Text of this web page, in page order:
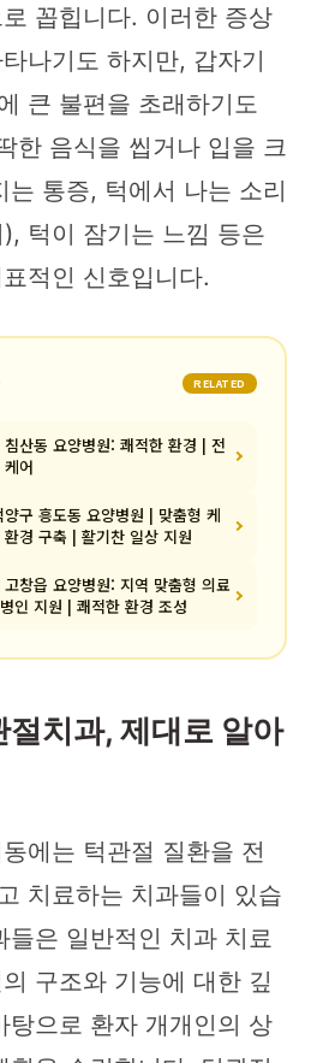
꼽힙니다. 이러한 증상
나기도 하지만, 갑자기
큰 불편을 초래하기도
한 음식을 씹거나 입을 크
는 통증, 턱에서 나는 소리
턱이 잠기는 느낌 등은
적인 신호입니다.
RELATED
산동 요양병원: 쾌적한 환경 | 전
어
구 흥도동 요양병원 | 맞춤형 케
경 구축 | 활기찬 일상 지원
창읍 요양병원: 지역 맞춤형 의료
인 지원 | 쾌적한 환경 조성
절치과, 제대로 알아
에는 턱관절 질환을 전
치료하는 치과들이 있습
들은 일반적인 치과 치료
구조와 기능에 대한 깊
탕으로 환자 개개인의 상